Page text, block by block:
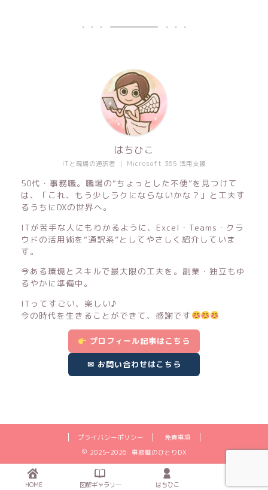
ITと現場の通訳者 ｜ Microsoft 365 活用支援
はちひこ
50代・事務職。職場の“ちょっとした不便”を見つけて
は、「これ、もう少しラクにならないかな？」と工夫す
るうちにDXの世界へ。
ITが苦手な人にもわかるように、Excel・Teams・クラ
ウドの活用術を“通訳系”としてやさしく紹介していま
す。
今ある環境とスキルで最大限の工夫を。副業・独立もゆ
るやかに準備中。
ITってすごい、楽しい♪
今の時代を生きることができて、感謝です
プロフィール記事はこちら
✉ お問い合わせはこちら
プライバシーポリシー
免責事項
2025–2026 事務職のひとりDX
HOME 図解ギャラリー はちひこ